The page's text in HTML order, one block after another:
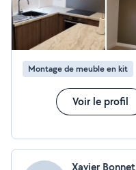
Montage de meuble en kit
Voir le profil
Xavier Bonnet